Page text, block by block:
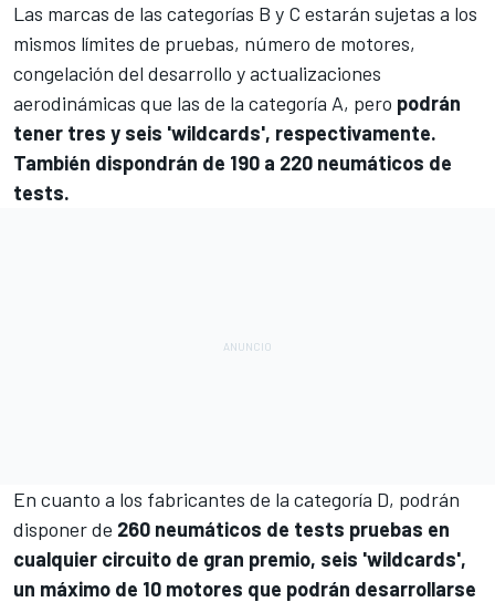
Las marcas de las categorías B y C estarán sujetas a los
mismos límites de pruebas, número de motores,
congelación del desarrollo y actualizaciones
aerodinámicas que las de la categoría A, pero podrán
tener tres y seis 'wildcards', respectivamente.
También dispondrán de 190 a 220 neumáticos de
tests.
En cuanto a los fabricantes de la categoría D, podrán
disponer de 260 neumáticos de tests pruebas en
cualquier circuito de gran premio, seis 'wildcards',
un máximo de 10 motores que podrán desarrollarse